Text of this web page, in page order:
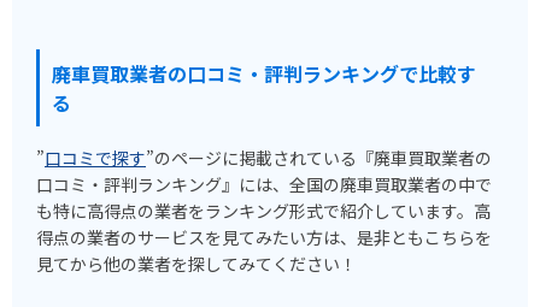
廃車買取業者の口コミ・評判ランキングで比較す
る
”口コミで探す”のページに掲載されている『廃車買取業者の
口コミ・評判ランキング』には、全国の廃車買取業者の中で
も特に高得点の業者をランキング形式で紹介しています。高
得点の業者のサービスを見てみたい方は、是非ともこちらを
見てから他の業者を探してみてください！